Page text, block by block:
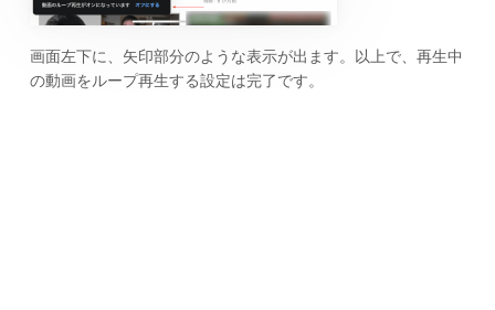
画面左下に、矢印部分のような表示が出ます。以上で、再生中
の動画をループ再生する設定は完了です。